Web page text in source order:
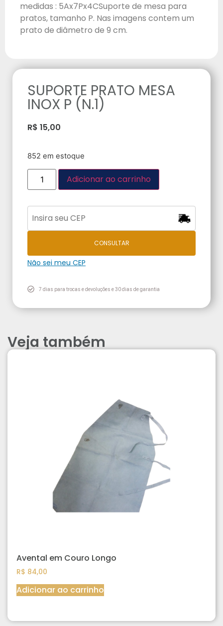
medidas : 5Ax7Px4CSuporte de mesa para
pratos, tamanho P. Nas imagens contem um
prato de diâmetro de 9 cm.
SUPORTE PRATO MESA
INOX P (N.1)
R$ 15,00
852 em estoque
Adicionar ao carrinho
CONSULTAR
Não sei meu CEP
7 dias para trocas e devoluções e 30 dias de garantia
Veja também
Avental em Couro Longo
R$ 84,00
Adicionar ao carrinho